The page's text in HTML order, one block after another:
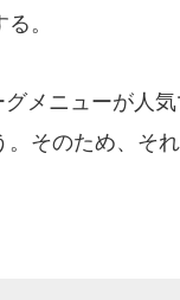
。
メニューが人
そのため、そ